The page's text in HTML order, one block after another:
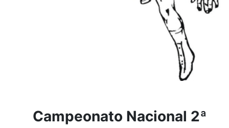
Campeonato Nacional 2ª